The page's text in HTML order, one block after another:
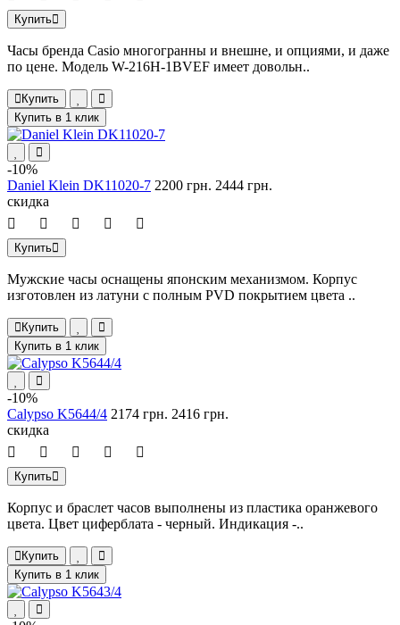
Купить
Часы бренда Casio многогранны и внешне, и опциями, и даже
по цене. Модель W-216H-1BVEF имеет довольн..
Купить
Купить в 1 клик
-10%
Daniel Klein DK11020-7 2200 грн. 2444 грн.
скидка
Купить
Мужские часы оснащены японским механизмом. Корпус
изготовлен из латуни с полным PVD покрытием цвета ..
Купить
Купить в 1 клик
-10%
Calypso K5644/4 2174 грн. 2416 грн.
скидка
Купить
Корпус и браслет часов выполнены из пластика оранжевого
цвета. Цвет циферблата - черный. Индикация -..
Купить
Купить в 1 клик